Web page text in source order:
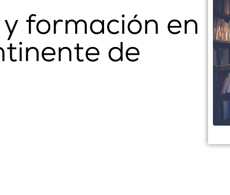
formación en
de